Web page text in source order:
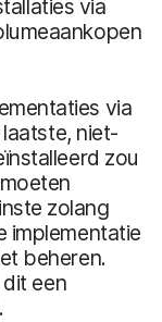
via
via
niet-
zou
zolang
implementatie
beheren.
een